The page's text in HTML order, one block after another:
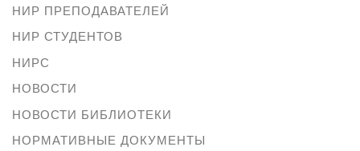
НИР ПРЕПОДАВАТЕЛЕЙ
НИР СТУДЕНТОВ
НИРС
НОВОСТИ
НОВОСТИ БИБЛИОТЕКИ
НОРМАТИВНЫЕ ДОКУМЕНТЫ